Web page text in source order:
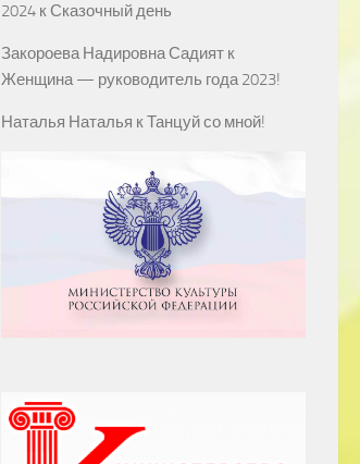
2024 кСказочный день
Закороева Надировна Садият к
Женщина — руководитель года 2023!
Наталья Наталья кТанцуй со мной!